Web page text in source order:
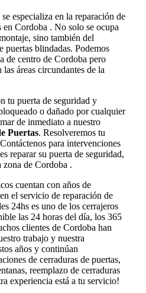
especializa en la reparación de
en Cordoba . No solo se ocupa
sino también del
puertas blindadas. Podemos
de centro de Cordoba pero
áreas circundantes de la
tu puerta de seguridad y
o dañado por cualquier
de inmediato a nuestro
Puertas. Resolveremos tu
para intervenciones
reparar su puerta de seguridad,
zona de Cordoba .
cuentan con años de
el servicio de reparación de
24hs es uno de los cerrajeros
las 24 horas del día, los 365
clientes de Cordoba han
trabajo y nuestra
años y continúan
de cerraduras de puertas,
reemplazo de cerraduras
experiencia está a tu servicio!